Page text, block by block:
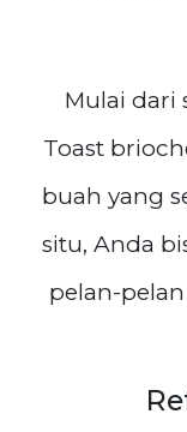
Mulai dari
Toast
buah yang
situ, Anda
pelan-